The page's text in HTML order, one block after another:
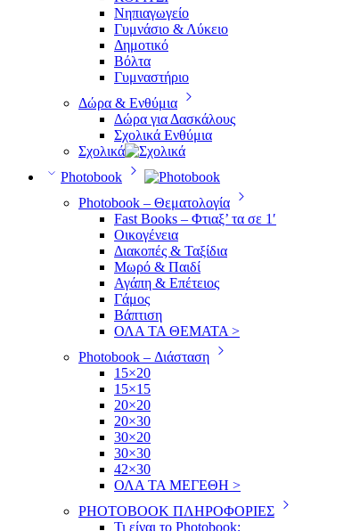
Νηπιαγωγείο
Γυμνάσιο & Λύκειο
Δημοτικό
Βόλτα
Γυμναστήριο
Δώρα & Ενθύμια
Δώρα για Δασκάλους
Σχολικά Ενθύμια
Σχολικά
Photobook
Photobook – Θεματολογία
Fast Books – Φτιαξ’ τα σε 1′
Οικογένεια
Διακοπές & Ταξίδια
Μωρό & Παιδί
Αγάπη & Επέτειος
Γάμος
Βάπτιση
ΟΛΑ ΤΑ ΘΕΜΑΤΑ >
Photobook – Διάσταση
15×20
15×15
20×20
20×30
30×20
30×30
42×30
ΟΛΑ ΤΑ ΜΕΓΕΘΗ >
PHOTOBOOK ΠΛΗΡΟΦΟΡΙΕΣ
Τι είναι το Photobook;